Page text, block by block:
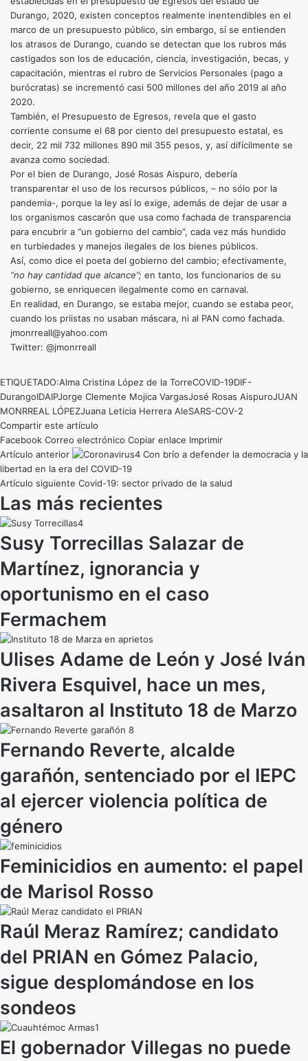
Durango, 2020, existen conceptos realmente inentendibles en el
marco de un presupuesto público, sin embargo, sí se entienden
los atrasos de Durango, cuando se detectan que los rubros más
castigados son los de educación, ciencia, investigación, becas, y
capacitación, mientras el rubro de Servicios Personales (pago a
burócratas) se incrementó casi 500 millones del año 2019 al año
2020.
También, el Presupuesto de Egresos, revela que el gasto
corriente consume el 68 por ciento del presupuesto estatal, es
decir, 22 mil 732 millones 890 mil 355 pesos, y, así difícilmente se
avanza como sociedad.
Por el bien de Durango, José Rosas Aispuro, debería
transparentar el uso de los recursos públicos, – no sólo por la
pandemia-, porque la ley así lo exige, además de dejar de usar a
los organismos cascarón que usa como fachada de transparencia
para encubrir a “un gobierno del cambio”, cada vez más hundido
en turbiedades y manejos ilegales de los bienes públicos.
Así, como dice el poeta del gobierno del cambio; efectivamente,
“no hay cantidad que alcance”; en tanto, los funcionarios de su
gobierno, se enriquecen ilegalmente como en carnaval.
En realidad, en Durango, se estaba mejor, cuando se estaba peor,
cuando los priistas no usaban máscara, ni al PAN como fachada.
jmonrreall@yahoo.com
Twitter: @jmonrreall
ETIQUETADO:Alma Cristina López de la TorreCOVID-19DIF-
DurangoIDAIPJorge Clemente Mojica VargasJosé Rosas AispuroJUAN
MONRREAL LÓPEZJuana Leticia Herrera AleSARS-COV-2
Compartir este artículo
Facebook Correo electrónico Copiar enlace Imprimir
Artículo anterior
Con brío a defender la democracia y la
libertad en la era del COVID-19
Artículo siguiente Covid-19: sector privado de la salud
Las más recientes
Susy Torrecillas Salazar de
Martínez, ignorancia y
oportunismo en el caso
Fermachem
Ulises Adame de León y José Iván
Rivera Esquivel, hace un mes,
asaltaron al Instituto 18 de Marzo
Fernando Reverte, alcalde
garañón, sentenciado por el IEPC
al ejercer violencia política de
género
Feminicidios en aumento: el papel
de Marisol Rosso
Raúl Meraz Ramírez; candidato
del PRIAN en Gómez Palacio,
sigue desplomándose en los
sondeos
El gobernador Villegas no puede